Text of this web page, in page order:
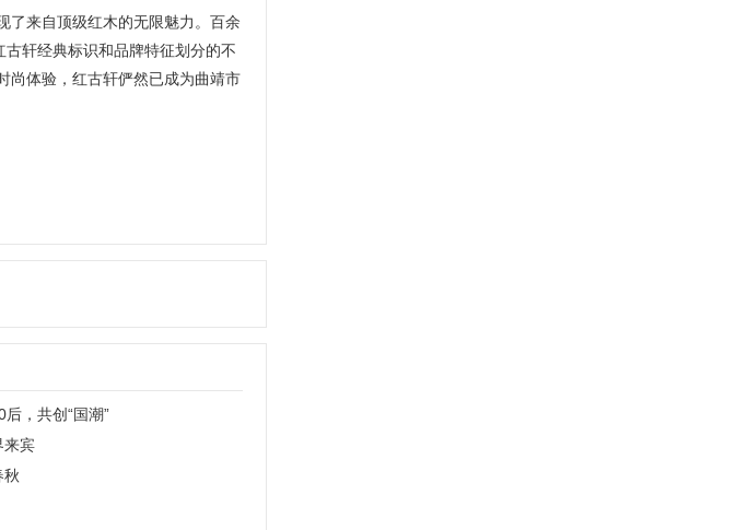
来自顶级红木的无限魅力。百余
轩经典标识和品牌特征划分的不
尚体验，红古轩俨然已成为曲靖市
，共创“国潮”
来宾
秋